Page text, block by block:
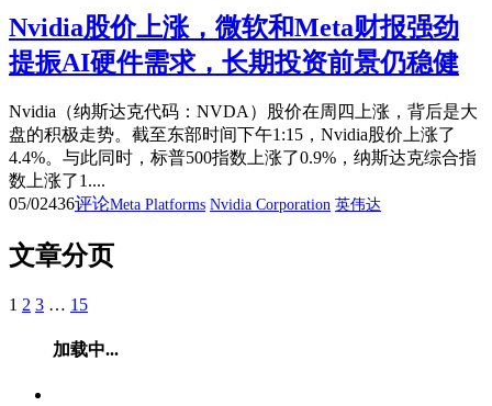
Nvidia股价上涨，微软和Meta财报强劲
提振AI硬件需求，长期投资前景仍稳健
Nvidia（纳斯达克代码：NVDA）股价在周四上涨，背后是大
盘的积极走势。截至东部时间下午1:15，Nvidia股价上涨了
4.4%。与此同时，标普500指数上涨了0.9%，纳斯达克综合指
数上涨了1....
05/02436评论Meta Platforms Nvidia Corporation 英伟达
文章分页
1 2 3 … 15
加载中...